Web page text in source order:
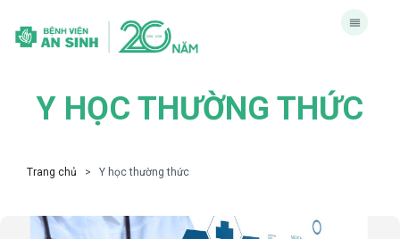
Y HỌC THƯỜNG THỨC
Trang chủ > Y học thường thức